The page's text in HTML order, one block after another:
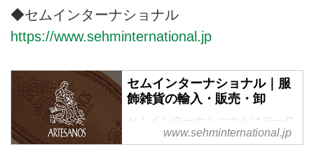
間をかけて関わる全ての人々の試
行錯誤でできています。時代と共
に、手仕事や技術が衰退しつつあ
ができ、長く愛する事のできる物
作りを目指します。
◆セムインターナショナル
https://www.sehminternational.jp
セムインターナショナル｜服
飾雑貨の輸入・販売・卸
セムインターナショナルはヨーロ
ッパ、アメリカの服飾及び服雑貨
www.sehminternational.jp